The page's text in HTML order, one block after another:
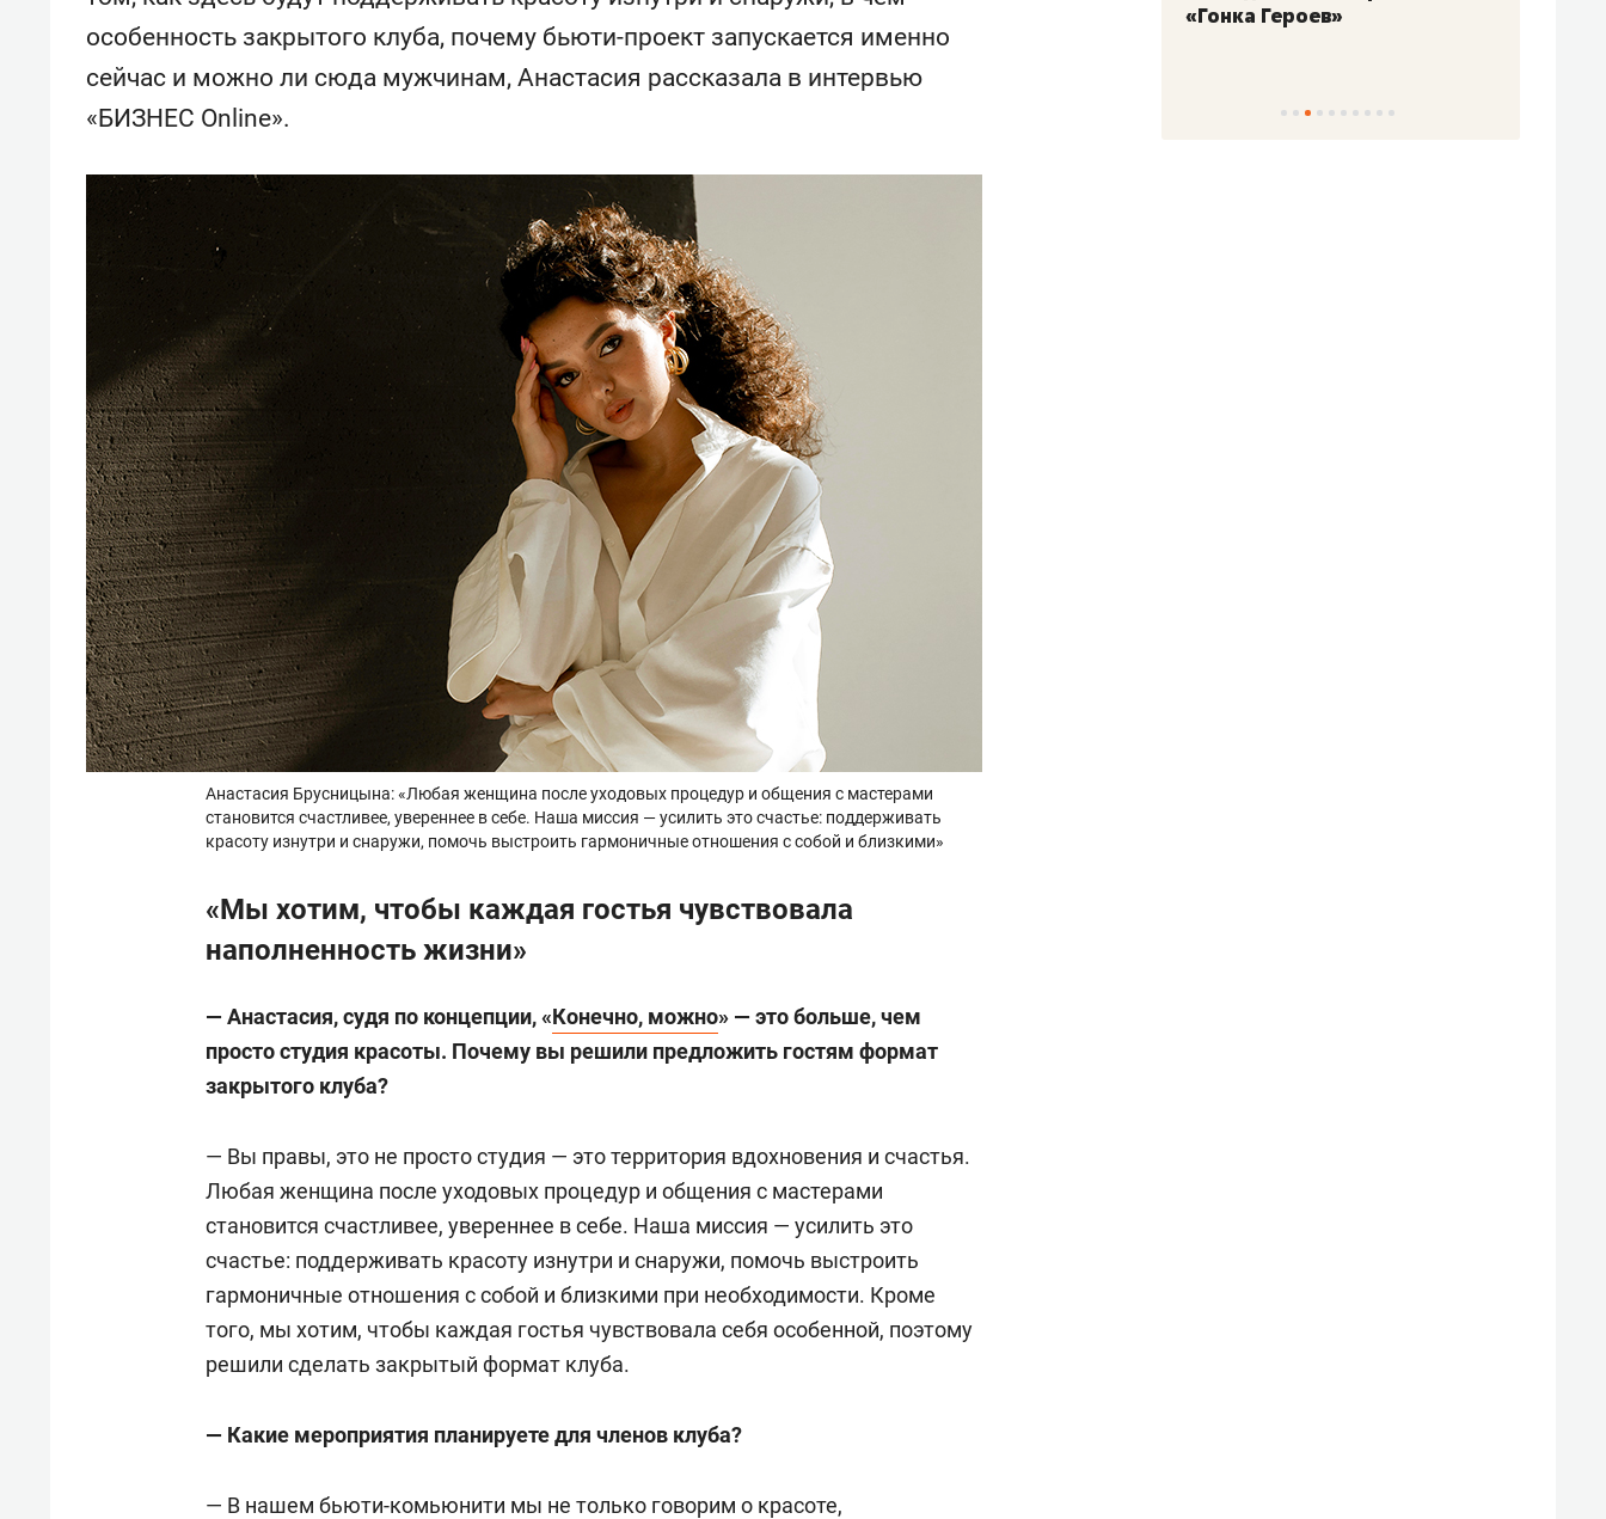
особенность закрытого клуба, почему бьюти-проект запускается именно
сейчас и можно ли сюда мужчинам, Анастасия рассказала в интервью
«БИЗНЕС Online».
Анастасия Брусницына: «Любая женщина после уходовых процедур и общения с мастерами
становится счастливее, увереннее в себе. Наша миссия — усилить это счастье: поддерживать
красоту изнутри и снаружи, помочь выстроить гармоничные отношения с собой и близкими»
«Мы хотим, чтобы каждая гостья чувствовала
наполненность жизни»
— Анастасия, судя по концепции, «Конечно, можно» — это больше, чем
просто студия красоты. Почему вы решили предложить гостям формат
закрытого клуба?
— Вы правы, это не просто студия — это территория вдохновения и счастья.
Любая женщина после уходовых процедур и общения с мастерами
становится счастливее, увереннее в себе. Наша миссия — усилить это
счастье: поддерживать красоту изнутри и снаружи, помочь выстроить
гармоничные отношения с собой и близкими при необходимости. Кроме
того, мы хотим, чтобы каждая гостья чувствовала себя особенной, поэтому
решили сделать закрытый формат клуба.
— Какие мероприятия планируете для членов клуба?
— В нашем бьюти-комьюнити мы не только говорим о красоте,
состоянием как основа
антихрупких команд
«Гонка Героев»